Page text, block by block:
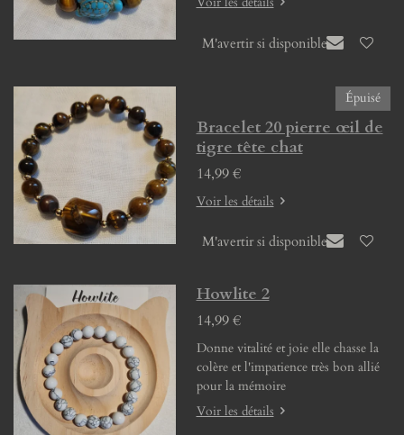
M'avertir si disponible
Épuisé
Bracelet 20 pierre œil de
tigre tête chat
14,99 €
Voir les détails
M'avertir si disponible
Howlite 2
14,99 €
Donne vitalité et joie elle chasse la
colère et l'impatience très bon allié
pour la mémoire
Voir les détails